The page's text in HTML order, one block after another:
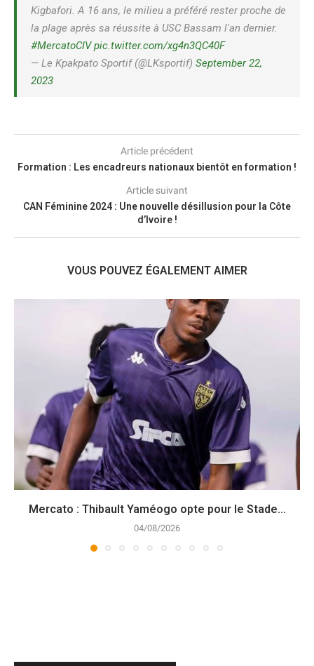
Kigbafori. A 16 ans, le milieu a préféré rester proche de
la plage après sa réussite à USC Bassam l'an dernier.
#MercatoCIV pic.twitter.com/xg4n3QC40F
— Le Kpakpato Sportif (@LKsportif) September 22,
2023
Article précédent
Formation : Les encadreurs nationaux bientôt en formation !
Article suivant
CAN Féminine 2024 : Une nouvelle désillusion pour la Côte
d’Ivoire !
VOUS POUVEZ ÉGALEMENT AIMER
Mercato : Thibault Yaméogo opte pour le Stade...
04/08/2026